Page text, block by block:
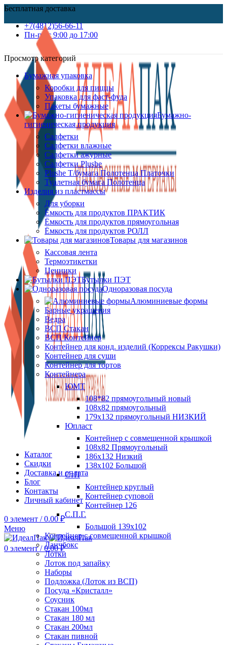
Бесплатная доставка
+7(4812)56-66-11
Пн-пт c 9:00 до 17:00
Каталог
Скидки
Доставка и оплата
Блог
Контакты
Личный кабинет
0 элемент / 0.00₽
Меню
0 элемент / 0.00₽
Просмотр категорий
Бумажная упаковка
Коробки для пиццы
Упаковка для фаст-фуда
Пакеты бумажные
Бумажно-
гигиеническая продукция
Салфетки
Салфетки влажные
Салфетки ажурные
Салфетки Plushe
Plushe Т/бумага Полотенца Платочки
Туалетная бумага Полотенца
Изделия из пластмассы
Для уборки
Ёмкость для продуктов ПРАКТИК
Ёмкость для продуктов прямоугольная
Ёмкость для продуктов РОЛЛ
Товары для магазинов
Кассовая лента
Термоэтикетки
Ценники
Бутылки ПЭТ
Одноразовая посуда
Алюминиевые формы
Барные украшения
Ведра
ВСП Стакан
ВСП Контейнер
Контейнер для конд. изделий (Коррексы Ракушки)
Контейнер для суши
Контейнер для тортов
Контейнера
ЮМТ
108*82 прямоугольный новый
108х82 прямоугольный
179х132 прямоугольный НИЗКИЙ
Юпласт
Контейнер с совмещенной крышкой
108х82 Прямоугольный
186х132 Низкий
138х102 Большой
СтП
Контейнер круглый
Контейнер суповой
Контейнер 126
С.П.Г.
Большой 139х102
Контейнер с совмещенной крышкой
Ланчбокс
Лотки
Лоток под запайку
Наборы
Подложка (Лоток из ВСП)
Посуда «Кристалл»
Соусник
Стакан 100мл
Стакан 180 мл
Стакан 200мл
Стакан пивной